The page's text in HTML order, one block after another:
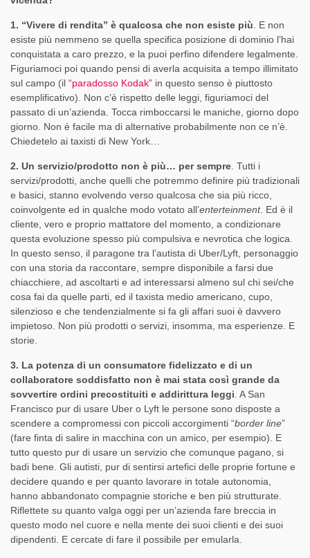
1. “Vivere di rendita” è qualcosa che non esiste più. E non
esiste più nemmeno se quella specifica posizione di dominio l’hai
conquistata a caro prezzo, e la puoi perfino difendere legalmente.
Figuriamoci poi quando pensi di averla acquisita a tempo illimitato
sul campo (il “paradosso Kodak” in questo senso è piuttosto
esemplificativo). Non c’è rispetto delle leggi, figuriamoci del
passato di un’azienda. Tocca rimboccarsi le maniche, giorno dopo
giorno. Non è facile ma di alternative probabilmente non ce n’è.
Chiedetelo ai taxisti di New York…
2. Un servizio/prodotto non è più… per sempre. Tutti i
servizi/prodotti, anche quelli che potremmo definire più tradizionali
e basici, stanno evolvendo verso qualcosa che sia più ricco,
coinvolgente ed in qualche modo votato all’enterteinment. Ed è il
cliente, vero e proprio mattatore del momento, a condizionare
questa evoluzione spesso più compulsiva e nevrotica che logica.
In questo senso, il paragone tra l’autista di Uber/Lyft, personaggio
con una storia da raccontare, sempre disponibile a farsi due
chiacchiere, ad ascoltarti e ad interessarsi almeno sul chi sei/che
cosa fai da quelle parti, ed il taxista medio americano, cupo,
silenzioso e che tendenzialmente si fa gli affari suoi è davvero
impietoso. Non più prodotti o servizi, insomma, ma esperienze. E
storie.
3. La potenza di un consumatore fidelizzato e di un
collaboratore soddisfatto non è mai stata così grande da
sovvertire ordini precostituiti e addirittura leggi. A San
Francisco pur di usare Uber o Lyft le persone sono disposte a
scendere a compromessi con piccoli accorgimenti “border line”
(fare finta di salire in macchina con un amico, per esempio). E
tutto questo pur di usare un servizio che comunque pagano, si
badi bene. Gli autisti, pur di sentirsi artefici delle proprie fortune e
decidere quando e per quanto lavorare in totale autonomia,
hanno abbandonato compagnie storiche e ben più strutturate.
Riflettete su quanto valga oggi per un’azienda fare breccia in
questo modo nel cuore e nella mente dei suoi clienti e dei suoi
dipendenti. E cercate di fare il possibile per emularla.